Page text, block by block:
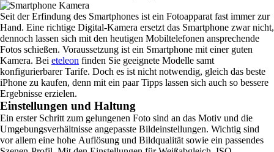
Seit der Erfindung des Smartphones ist ein Fotoapparat fast immer zur
Hand. Eine richtige Digital-Kamera ersetzt das Smartphone zwar nicht,
dennoch lassen sich mit den heutigen Mobiltelefonen ansprechende
Fotos schießen. Voraussetzung ist ein Smartphone mit einer guten
Kamera. Bei eteleon finden Sie geeignete Modelle samt
konfigurierbarer Tarife. Doch es ist nicht notwendig, gleich das beste
iPhone zu kaufen, denn mit ein paar Tipps lassen sich auch so bessere
Ergebnisse erzielen.
Einstellungen und Haltung
Ein erster Schritt zum gelungenen Foto sind an das Motiv und die
Umgebungsverhältnisse angepasste Bildeinstellungen. Wichtig sind
vor allem eine hohe Auflösung und Bildqualität sowie ein passendes